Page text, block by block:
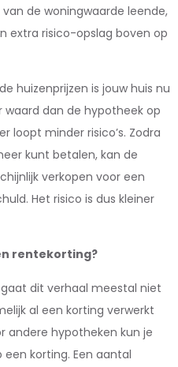
de woningwaarde leende,
extra risico-opslag boven op
huizenprijzen is jouw huis nu
dan de hypotheek op
loopt minder risico’s. Zodra
kunt betalen, kan de
verkopen voor een
Het risico is dus kleiner
rentekorting?
dit verhaal meestal niet
al een korting verwerkt
andere hypotheken kun je
korting. Een aantal